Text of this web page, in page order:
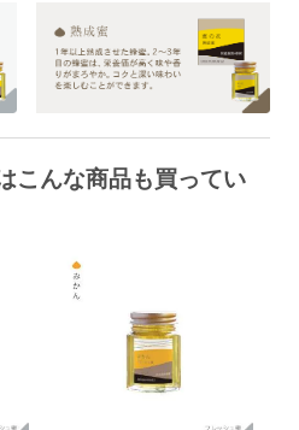
こんな商品も買ってい